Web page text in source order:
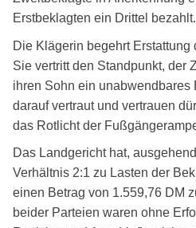
Erstbeklagten ein Drittel bezahlt.
Die Klägerin begehrt Erstattung
Sie vertritt den Standpunkt, der
ihren Sohn ein unabwendbares
darauf vertraut und vertrauen
das Rotlicht der
Das Landgericht hat,
Verhältnis 2:1 zu Lasten der
einen Betrag von 1.559,76 DM
beider Parteien waren ohne